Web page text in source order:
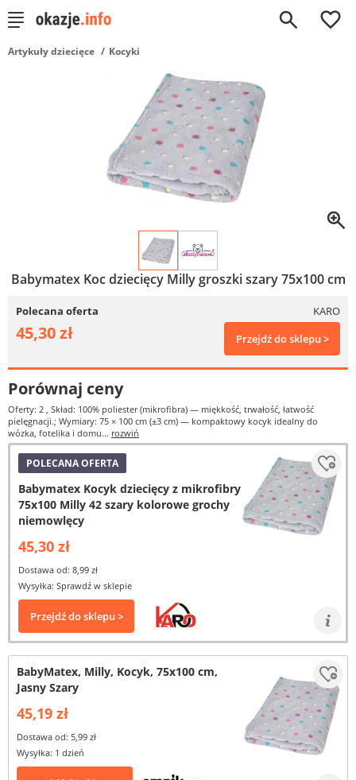
0
Artykuły dziecięce Kocyki
Babymatex Koc dziecięcy Milly groszki szary 75x100 cm
Polecana oferta KARO
45,30 zł Przejdź do sklepu >
Porównaj ceny
Oferty: 2 , Skład: 100% poliester (mikrofibra) — miękkość, trwałość, łatwość
pielęgnacji.; Wymiary: 75 × 100 cm (±3 cm) — kompaktowy kocyk idealny do
wózka, fotelika i domu... rozwiń
POLECANA OFERTA
Babymatex Kocyk dziecięcy z mikrofibry
75x100 Milly 42 szary kolorowe grochy
niemowlęcy
45,30 zł
Dostawa od: 8,99 zł
Wysyłka: Sprawdź w sklepie
Przejdź do sklepu >
BabyMatex, Milly, Kocyk, 75x100 cm,
Jasny Szary
45,19 zł
Dostawa od: 5,99 zł
Wysyłka: 1 dzień